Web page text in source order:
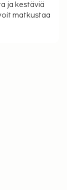
ja kestäviä
matkustaa